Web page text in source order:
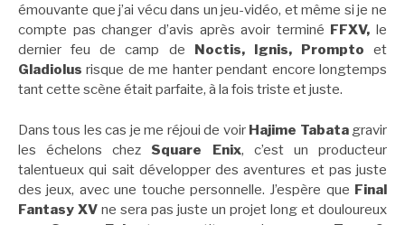
émouvante que j’ai vécu dans un jeu-vidéo, et même si je ne
compte pas changer d’avis après avoir terminé FFXV, le
dernier feu de camp de
Noctis, Ignis, Prompto et
Gladiolus risque de me hanter pendant encore longtemps
tant cette scène était parfaite, à la fois triste et juste.
Dans tous les cas je me réjoui de voir Hajime Tabatagravir
les échelons chez Square Enix, c’est un producteur
talentueux qui sait développer des aventures et pas juste
des jeux, avec une touche personnelle. J’espère que Final
Fantasy XV ne sera pas juste un projet long et douloureux